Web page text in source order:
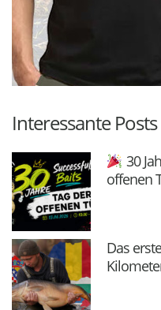
Interessante Posts
30
offenen
Das